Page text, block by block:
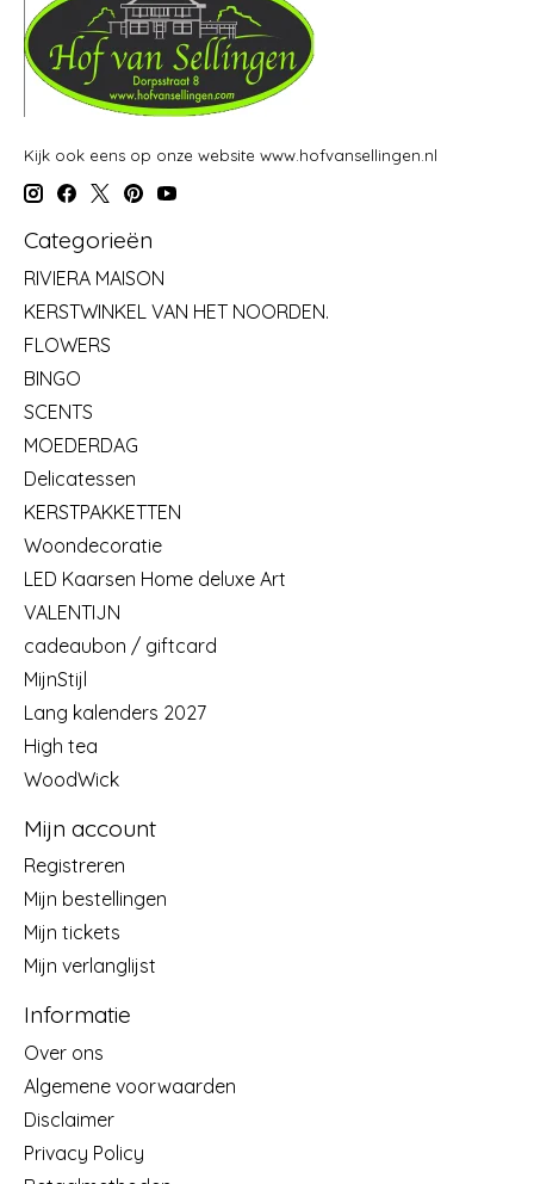
Kijk ook eens op onze website www.hofvansellingen.nl
Categorieën
RIVIERA MAISON
KERSTWINKEL VAN HET NOORDEN.
FLOWERS
BINGO
SCENTS
MOEDERDAG
Delicatessen
KERSTPAKKETTEN
Woondecoratie
LED Kaarsen Home deluxe Art
VALENTIJN
cadeaubon / giftcard
MijnStijl
Lang kalenders 2027
High tea
WoodWick
Mijn account
Registreren
Mijn bestellingen
Mijn tickets
Mijn verlanglijst
Informatie
Over ons
Algemene voorwaarden
Disclaimer
Privacy Policy